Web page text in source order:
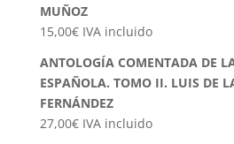
MUÑOZ
15,00€ IVA incluido
ANTOLOGÍA COMENTADA DE
ESPAÑOLA. TOMO II. LUIS DE
FERNÁNDEZ
27,00€ IVA incluido